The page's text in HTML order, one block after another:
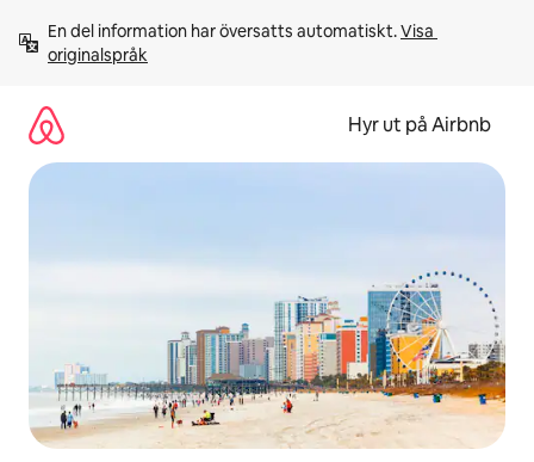
innehåll
En del information har översatts automatiskt. Visa
originalspråk
Hyr ut på Airbnb